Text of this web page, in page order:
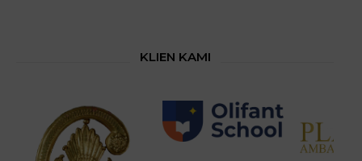
KLIEN KAMI